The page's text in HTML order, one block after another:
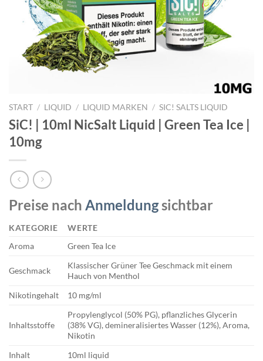
START / LIQUID / LIQUID MARKEN / SIC! SALTS LIQUID
SiC! | 10ml NicSalt Liquid | Green Tea Ice |
10mg
Preise nach Anmeldungsichtbar
KATEGORIE
WERTE
Aroma
Green Tea Ice
Geschmack
Klassischer Grüner Tee Geschmack mit einem
Hauch von Menthol
Nikotingehalt
10 mg/ml
Inhaltsstoffe
Propylenglycol (50% PG), pflanzliches Glycerin
(38% VG), demineralisiertes Wasser (12%), Aroma,
Nikotin
Inhalt
10ml liquid